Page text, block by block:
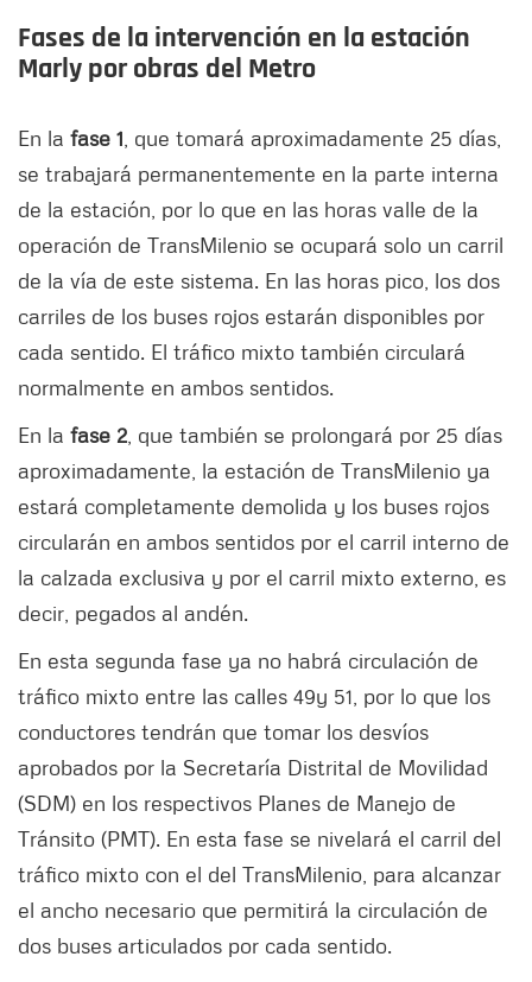
Fases de la intervención en la estación
Marly por obras del Metro
En la fase 1 , que tomará aproximadamente 25 días,
se trabajará permanentemente en la parte interna
de la estación, por lo que en las horas valle de la
operación de TransMilenio se ocupará solo un carril
de la vía de este sistema. En las horas pico, los dos
carriles de los buses rojos estarán disponibles por
cada sentido. El tráfico mixto también circulará
normalmente en ambos sentidos.
En la fase 2 , que también se prolongará por 25 días
aproximadamente, la estación de TransMilenio ya
estará completamente demolida y los buses rojos
circularán en ambos sentidos por el carril interno de
la calzada exclusiva y por el carril mixto externo, es
decir, pegados al andén.
En esta segunda fase ya no habrá circulación de
tráfico mixto entre las calles 49y 51, por lo que los
conductores tendrán que tomar los desvíos
aprobados por la Secretaría Distrital de Movilidad
(SDM) en los respectivos Planes de Manejo de
Tránsito (PMT). En esta fase se nivelará el carril del
tráfico mixto con el del TransMilenio, para alcanzar
el ancho necesario que permitirá la circulación de
dos buses articulados por cada sentido.